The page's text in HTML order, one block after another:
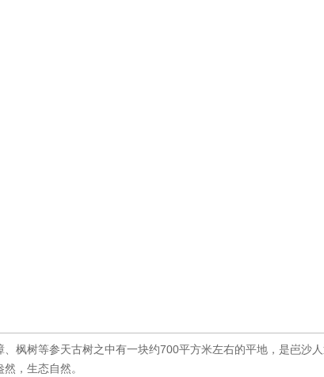
枫树等参天古树之中有一块约700平方米左右的平地，是岜沙人
，生态自然。